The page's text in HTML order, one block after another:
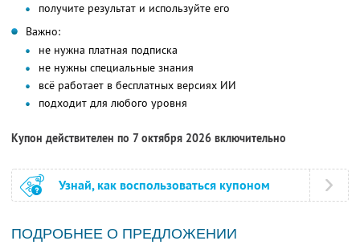
получите результат и используйте его
Важно:
не нужна платная подписка
не нужны специальные знания
всё работает в бесплатных версиях ИИ
подходит для любого уровня
Купон действителен по 7 октября 2026 включительно
Узнай, как воспользоваться купоном
ПОДРОБНЕЕ О ПРЕДЛОЖЕНИИ